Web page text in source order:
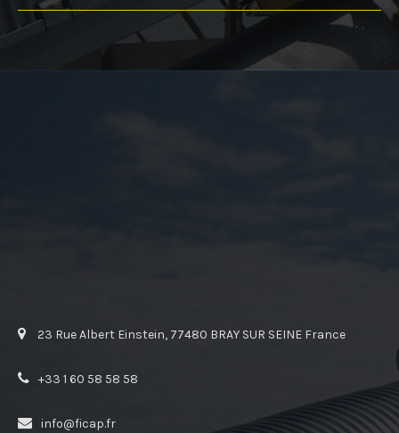
23 Rue Albert Einstein, 77480 BRAY SUR SEINE France
+33 1 60 58 58 58
info@ficap.fr